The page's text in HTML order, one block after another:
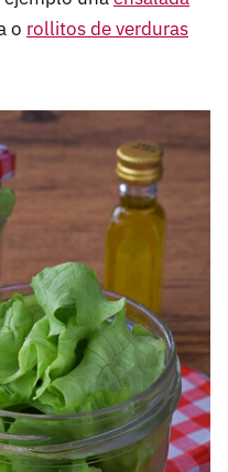
o rollitos de verduras